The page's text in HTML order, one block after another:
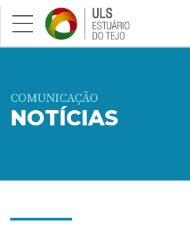
Saltar para conteúdo principal
COMUNICAÇÃO
NOTÍCIAS